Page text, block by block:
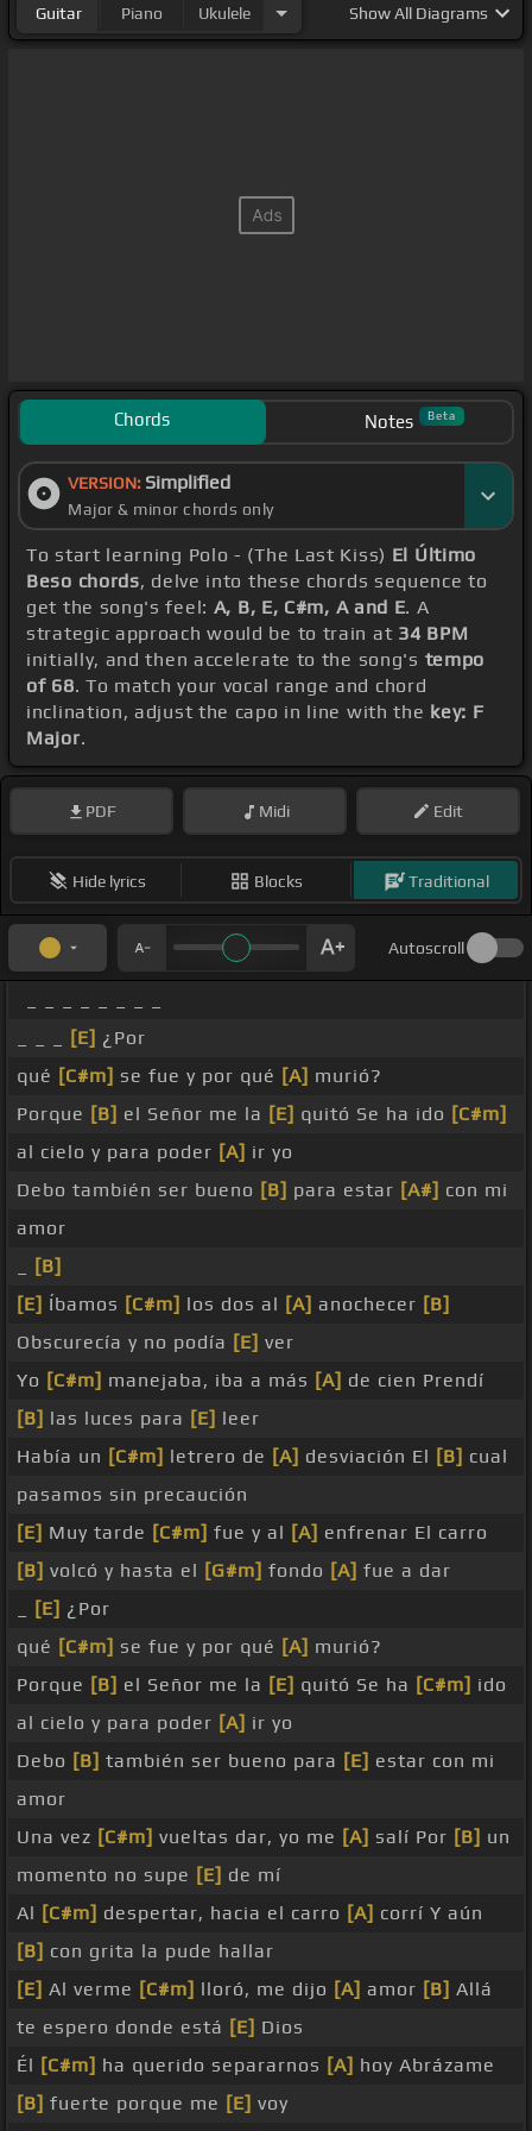
Guitar Piano Ukulele ShowAll Diagrams
Chords Notes Beta
VERSION: Simplified
Major & minor chords only
To start learning Polo - (The Last Kiss) El Último
Beso chords, delve into these chords sequence to
get the song's feel: A, B, E, C#m, A and E. A
strategic approach would be to train at 34 BPM
initially, and then accelerate to the song's tempo
of 68. To match your vocal range and chord
inclination, adjust the capo in line with the key: F
Major.
PDF Midi Edit
Hide lyrics Blocks Traditional
Autoscroll
[E] ¿Por
qué [C#m] se fue y por qué [A] murió?
Porque [B] el Señor me la [E] quitó Se ha ido [C#m]
al cielo y para poder [A] ir yo
Debo también ser bueno [B] para estar [A#] con mi
amor
[B]
[E] Íbamos [C#m] los dos al [A] anochecer [B]
Obscurecía y no podía [E] ver
Yo [C#m] manejaba, iba a más [A] de cien Prendí
[B] las luces para [E] leer
Había un [C#m] letrero de [A] desviación El [B] cual
pasamos sin precaución
[E] Muy tarde [C#m] fue y al [A] enfrenar El carro
[B] volcó y hasta el [G#m] fondo [A] fue a dar
[E] ¿Por
qué [C#m] se fue y por qué [A] murió?
Porque [B] el Señor me la [E] quitó Se ha [C#m] ido
al cielo y para poder [A] ir yo
Debo [B] también ser bueno para [E] estar con mi
amor
Una vez [C#m] vueltas dar, yo me [A] salí Por [B] un
momento no supe [E] de mí
Al [C#m] despertar, hacia el carro [A] corrí Y aún
[B] con grita la pude hallar
[E] Al verme [C#m] lloró, me dijo [A] amor [B] Allá
te espero donde está [E] Dios
Él [C#m] ha querido separarnos [A] hoy Abrázame
[B] fuerte porque me [E] voy